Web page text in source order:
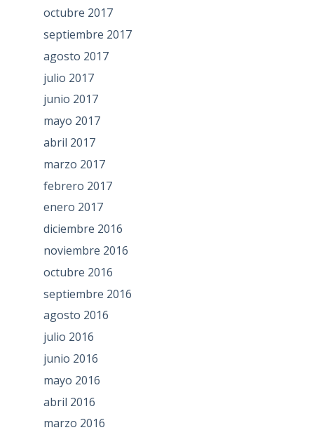
octubre 2017
septiembre 2017
agosto 2017
julio 2017
junio 2017
mayo 2017
abril 2017
marzo 2017
febrero 2017
enero 2017
diciembre 2016
noviembre 2016
octubre 2016
septiembre 2016
agosto 2016
julio 2016
junio 2016
mayo 2016
abril 2016
marzo 2016